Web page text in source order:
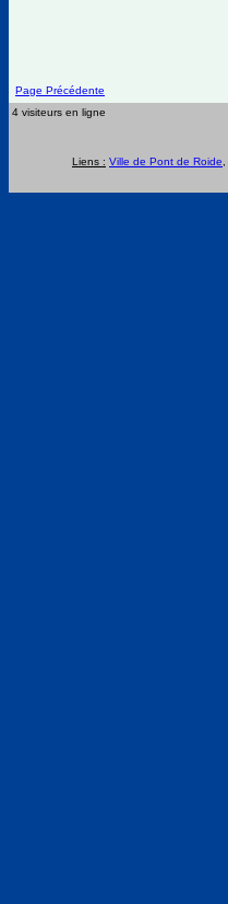
Page Précédente
4 visiteurs en ligne
Liens : Ville de Pont de Roide